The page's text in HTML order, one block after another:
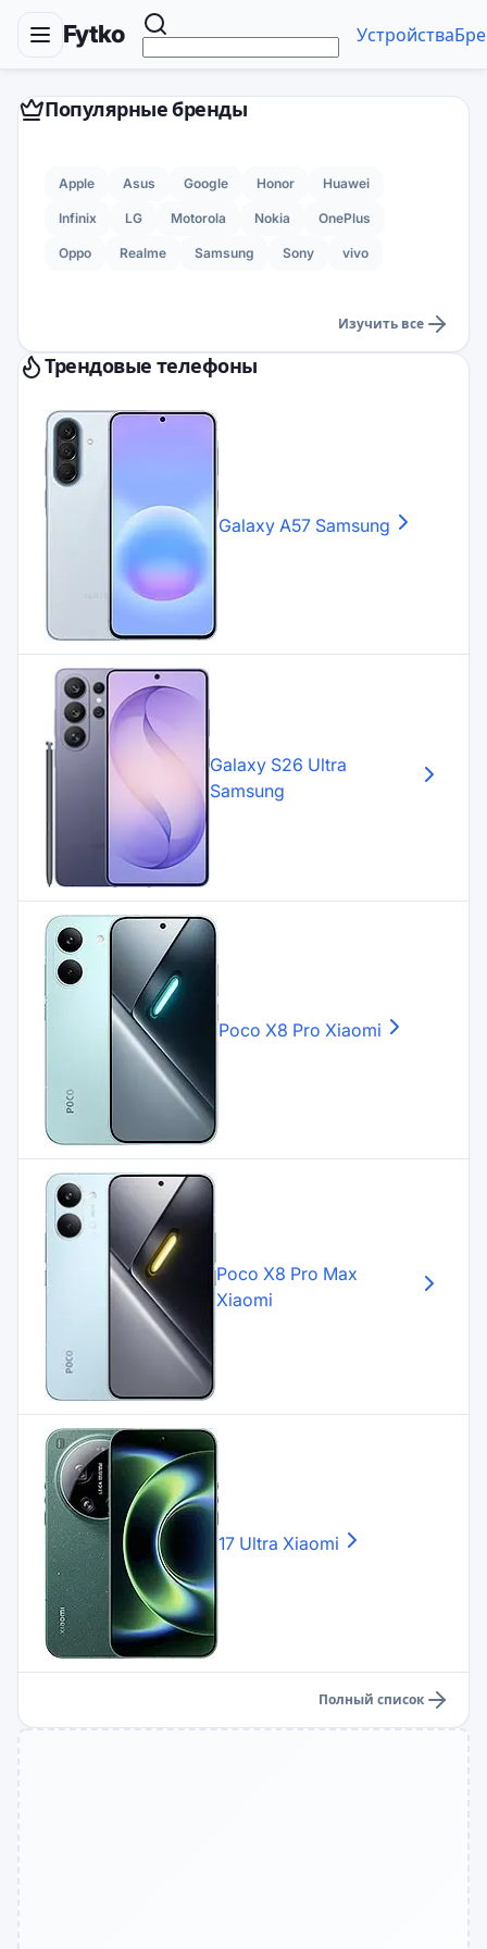
Fytko Устройства
Популярные бренды
Apple Asus Google Honor Huawei
Infinix LG Motorola Nokia OnePlus
Oppo Realme Samsung Sony vivo
Изучить все
Трендовые телефоны
Galaxy A57 Samsung
Galaxy S26 Ultra
Samsung
Poco X8 Pro Xiaomi
Poco X8 Pro Max
Xiaomi
17 Ultra Xiaomi
Полный список